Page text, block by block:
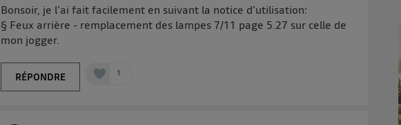
Bonsoir, je l'ai fait facilement en suivant la notice d'utilisation:
§ Feux arrière - remplacement des lampes 7/11 page 5.27 sur celle de
mon jogger.
RÉPONDRE 1